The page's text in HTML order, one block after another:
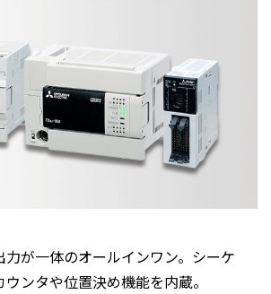
力が一体のオールインワン。シーケ
ンタや位置決め機能を内蔵。